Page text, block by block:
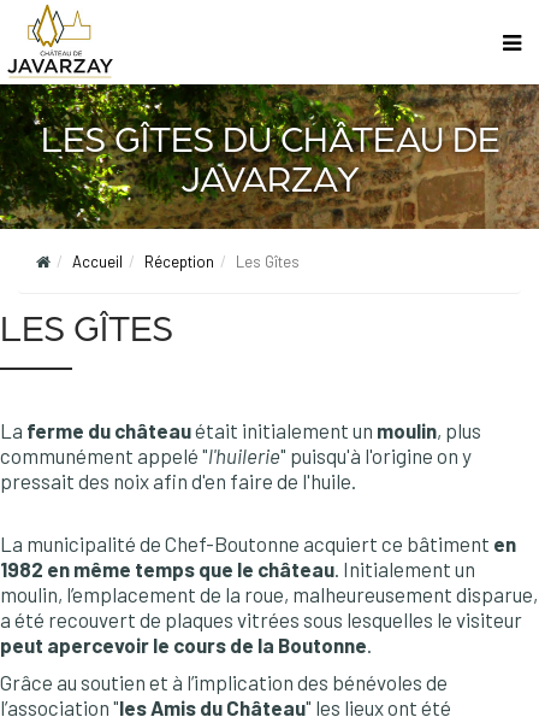
LES GÎTES DU CHÂTEAU DE
JAVARZAY
Accueil Réception Les Gîtes
LES GÎTES
La ferme du châteauétait initialement un moulin, plus
communément appelé "l'huilerie" puisqu'à l'origine on y
pressait des noix afin d'en faire de l'huile.
La municipalité de Chef-Boutonne acquiert ce bâtiment en
1982 en même temps que le château. Initialement un
moulin, l’emplacement de la roue, malheureusement disparue,
a été recouvert de plaques vitrées sous lesquelles le visiteur
peut apercevoir le cours de la Boutonne.
Grâce au soutien et à l’implication des bénévoles de
l’association "les Amis du Château" les lieux ont été